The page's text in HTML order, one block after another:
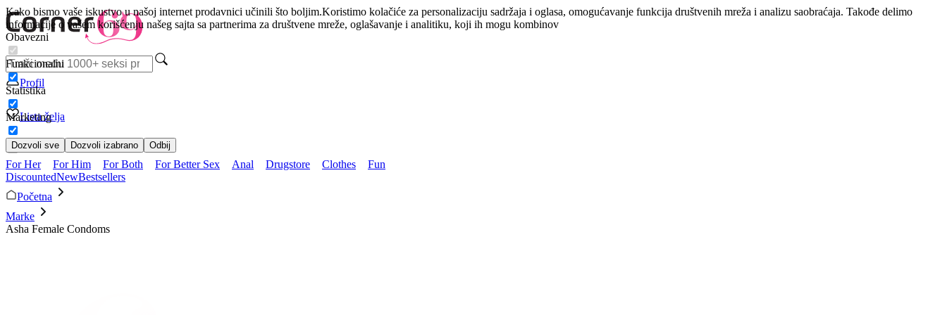
Kako bismo vaše iskustvo u našoj internet prodavnici učinili što boljim.Koristimo kolačiće za personalizaciju sadržaja i oglasa, omogućavanje funkcija društvenih mreža i analizu saobraćaja. Takođe delimo
informacije o vašem korišćenju našeg sajta sa partnerima za društvene mreže, oglašavanje i analitiku, koji ih mogu kombinov
Obavezni
Funkcionalni
Statistika
Marketing
Dozvoli sve Dozvoli izabrano Odbij
Profil
Lista želja
For Her For Him For Both For Better Sex Anal Drugstore Clothes
Fun
DiscountedNewBestsellers
Početna
Marke
Asha Female Condoms